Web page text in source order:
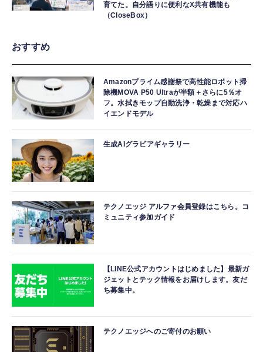
育てた。自分語りに便利なX共有機能も
（CloseBox）
おすすめ
Amazonプライム感謝祭で高性能ロボット掃
除機MOVA P50 Ultraが半額＋さらに5％オ
フ。水拭きモップ自動洗浄・乾燥まで対応ハ
イエンドモデル
生成AIグラビアギャラリー
テクノエッジ アルファ会員登録はこちら。コ
ミュニティ参加ガイド
【LINE公式アカウントはじめました】最新ガ
ジェットとテック情報をお届けします。友だ
ち募集中。
テクノエッジへのご寄付のお願い